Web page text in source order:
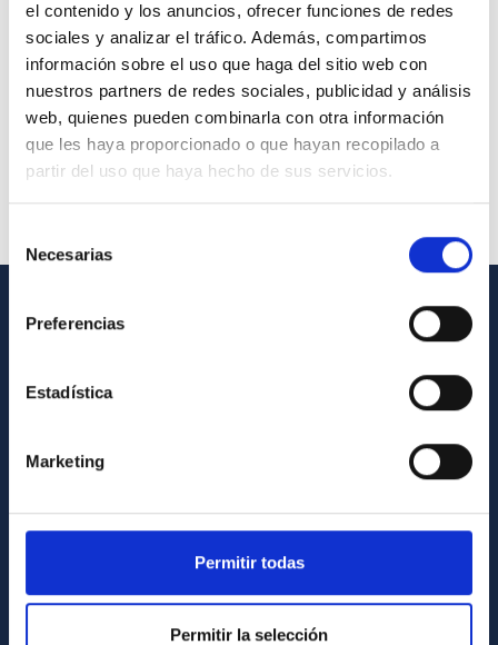
el contenido y los anuncios, ofrecer funciones de redes
sociales y analizar el tráfico. Además, compartimos
información sobre el uso que haga del sitio web con
nuestros partners de redes sociales, publicidad y análisis
web, quienes pueden combinarla con otra información
que les haya proporcionado o que hayan recopilado a
partir del uso que haya hecho de sus servicios.
Necesarias
Preferencias
Estadística
Marketing
Permitir todas
Permitir la selección
GENERAL INFORMATION
List of personnel
General register